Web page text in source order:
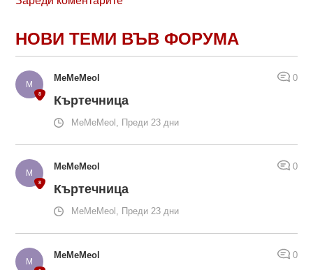
НОВИ ТЕМИ ВЪВ ФОРУМА
MeMeMeol 0
Къртечница
MeMeMeol, Преди 23 дни
MeMeMeol 0
Къртечница
MeMeMeol, Преди 23 дни
MeMeMeol 0